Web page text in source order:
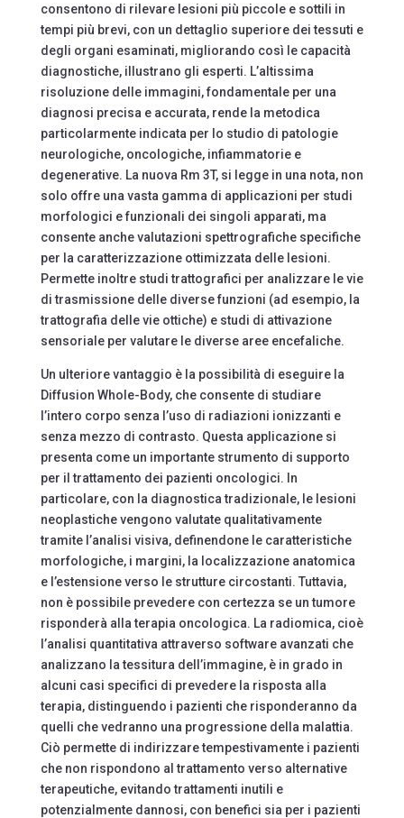
consentono di rilevare lesioni più piccole e sottili in
tempi più brevi, con un dettaglio superiore dei tessuti e
degli organi esaminati, migliorando così le capacità
diagnostiche, illustrano gli esperti. L’altissima
risoluzione delle immagini, fondamentale per una
diagnosi precisa e accurata, rende la metodica
particolarmente indicata per lo studio di patologie
neurologiche, oncologiche, infiammatorie e
degenerative. La nuova Rm 3T, si legge in una nota, non
solo offre una vasta gamma di applicazioni per studi
morfologici e funzionali dei singoli apparati, ma
consente anche valutazioni spettrografiche specifiche
per la caratterizzazione ottimizzata delle lesioni.
Permette inoltre studi trattografici per analizzare le vie
di trasmissione delle diverse funzioni (ad esempio, la
trattografia delle vie ottiche) e studi di attivazione
sensoriale per valutare le diverse aree encefaliche.
Un ulteriore vantaggio è la possibilità di eseguire la
Diffusion Whole-Body, che consente di studiare
l’intero corpo senza l’uso di radiazioni ionizzanti e
senza mezzo di contrasto. Questa applicazione si
presenta come un importante strumento di supporto
per il trattamento dei pazienti oncologici. In
particolare, con la diagnostica tradizionale, le lesioni
neoplastiche vengono valutate qualitativamente
tramite l’analisi visiva, definendone le caratteristiche
morfologiche, i margini, la localizzazione anatomica
e l’estensione verso le strutture circostanti. Tuttavia,
non è possibile prevedere con certezza se un tumore
risponderà alla terapia oncologica. La radiomica, cioè
l’analisi quantitativa attraverso software avanzati che
analizzano la tessitura dell’immagine, è in grado in
alcuni casi specifici di prevedere la risposta alla
terapia, distinguendo i pazienti che risponderanno da
quelli che vedranno una progressione della malattia.
Ciò permette di indirizzare tempestivamente i pazienti
che non rispondono al trattamento verso alternative
terapeutiche, evitando trattamenti inutili e
potenzialmente dannosi, con benefici sia per i pazienti